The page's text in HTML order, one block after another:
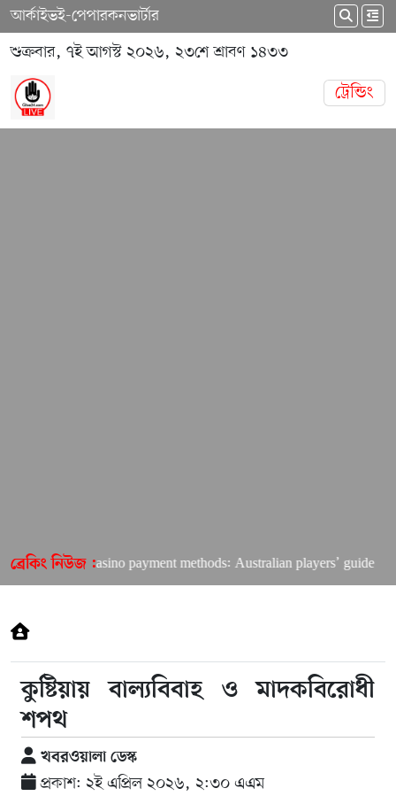
আর্কাইভই-পেপারকনভার্টার
শুক্রবার, ৭ই আগস্ট ২০২৬, ২৩শে শ্রাবণ ১৪৩৩
ট্রেন্ডিং
ব্রেকিং নিউজ :
Online Casino payment methods: Australian players’ guide
কুষ্টিয়ায় বাল্যবিবাহ ও মাদকবিরোধী
শপথ
খবরওয়ালা ডেস্ক
প্রকাশ: ২ই এপ্রিল ২০২৬, ২:৩০ এএম